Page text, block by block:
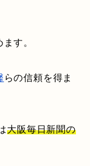
す。
らの信頼を得ま
大阪毎日新聞の